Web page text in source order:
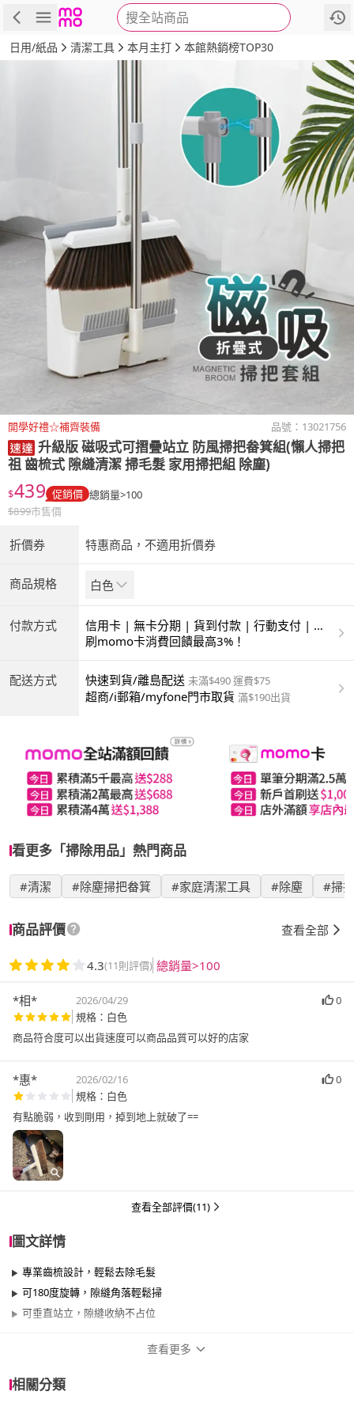
搜全站商品
商品 評價 詳情
日用/紙品 清潔工具 本月主打 本館熱銷榜TOP30
開學好禮☆補齊裝備 品號： 13021756
升級版 磁吸式可摺疊站立 防風掃把畚箕組(懶人掃把
祖 齒梳式 隙縫清潔 掃毛髮 家用掃把組 除塵)
$439 促銷價 總銷量>100
$899市售價
折價券 特惠商品，不適用折價券
商品規格 白色
付款方式
信用卡 | 無卡分期 | 貨到付款 | 行動支付 | 超
商付款 | ATM | 銀聯卡
刷momo卡消費回饋最高3%！
配送方式 快速到貨/離島配送 未滿$490 運費$75
超商/i郵箱/myfone門市取貨 滿$190出貨
看更多「掃除用品」熱門商品
#清潔 #除塵掃把畚箕 #家庭清潔工具 #除塵 #掃
商品評價 查看全部
4.3(11則評價) 總銷量>100
*相* 2026/04/29
0
規格：白色
商品符合度可以出貨速度可以商品品質可以好的店家
*惠* 2026/02/16
0
規格：白色
有點脆弱，收到剛用，掉到地上就破了==
查看全部評價(11)
圖文詳情
專業齒梳設計，輕鬆去除毛髮
可180度旋轉，隙縫角落輕鬆掃
可垂直站立，隙縫收納不占位
查看更多
相關分類